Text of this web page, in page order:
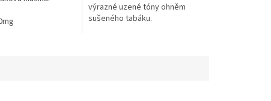
výrazné uzené tóny ohněm
sušeného tabáku.